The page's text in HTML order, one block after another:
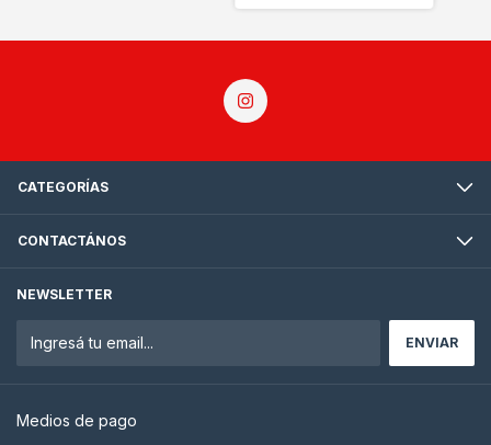
CATEGORÍAS
CONTACTÁNOS
NEWSLETTER
Medios de pago